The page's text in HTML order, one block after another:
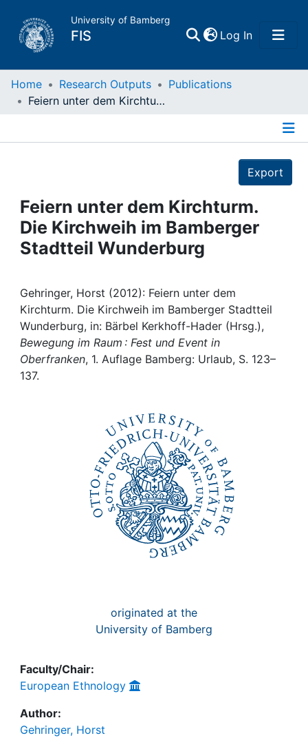
University of Bamberg
FIS Log In(current)
Home
Projects
People
Awards
My FIS
Home Research Outputs
Publications
Feiern unter dem Kirchturm. Die Kirchweih im Bamberger Stadtteil Wunderburg
Export
Feiern unter dem Kirchturm.
Die Kirchweih im Bamberger
Stadtteil Wunderburg
Gehringer, Horst (2012): Feiern unter dem
Kirchturm. Die Kirchweih im Bamberger Stadtteil
Wunderburg, in: Bärbel Kerkhoff-Hader (Hrsg.),
Bewegung im Raum : Fest und Event in
Oberfranken, 1. Auflage Bamberg: Urlaub, S. 123–
137.
originated at the
University of Bamberg
Faculty/Chair:
European Ethnology
Author:
Gehringer, Horst